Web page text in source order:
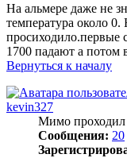
На альмере даже не
температура около
просиходило.первые
1700 падают а потом
Вернуться к началу
kevin327
Мимо проходил
Сообщения: 20